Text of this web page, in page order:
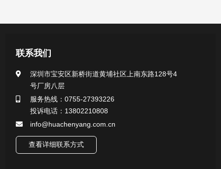
产品中心
医用无菌采样拭子系列
一次性使用采样器系列
微生物样本保存液（通用运输传媒介质）系列
核酸（DNA&RNA）样本采集与保存套装系列
唾液样本采集装置系列
联系我们
深圳市宝安区新桥街道黄埔社区上南东路128号4
号厂房八层
服务热线：0755-27393226
投诉电话：13802210808
info@huachenyang.com.cn
查看详细联系方式